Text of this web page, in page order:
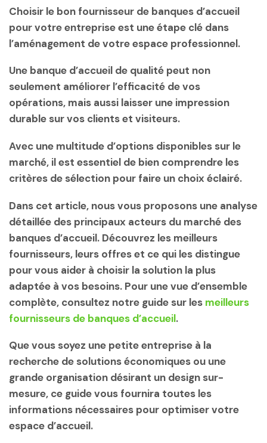
Choisir le bon fournisseur de banques d’accueil
pour votre entreprise est une étape clé dans
l’aménagement de votre espace professionnel.
Une banque d’accueil de qualité peut non
seulement améliorer l’efficacité de vos
opérations, mais aussi laisser une impression
durable sur vos clients et visiteurs.
Avec une multitude d’options disponibles sur le
marché, il est essentiel de bien comprendre les
critères de sélection pour faire un choix éclairé.
Dans cet article, nous vous proposons une analyse
détaillée des principaux acteurs du marché des
banques d’accueil. Découvrez les meilleurs
fournisseurs, leurs offres et ce qui les distingue
pour vous aider à choisir la solution la plus
adaptée à vos besoins. Pour une vue d’ensemble
complète, consultez notre guide sur les meilleurs
fournisseurs de banques d’accueil.
Que vous soyez une petite entreprise à la
recherche de solutions économiques ou une
grande organisation désirant un design sur-
mesure, ce guide vous fournira toutes les
informations nécessaires pour optimiser votre
espace d’accueil.